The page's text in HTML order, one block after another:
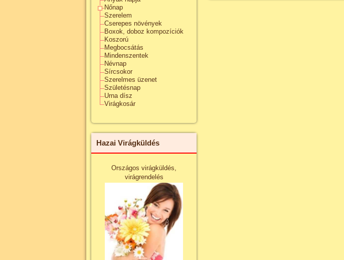
Nőnap
Szerelem
Cserepes növények
Boxok, doboz kompozíciók
Koszorú
Megbocsátás
Mindenszentek
Névnap
Sírcsokor
Szerelmes üzenet
Születésnap
Urna dísz
Virágkosár
Hazai Virágküldés
Országos virágküldés,
virágrendelés